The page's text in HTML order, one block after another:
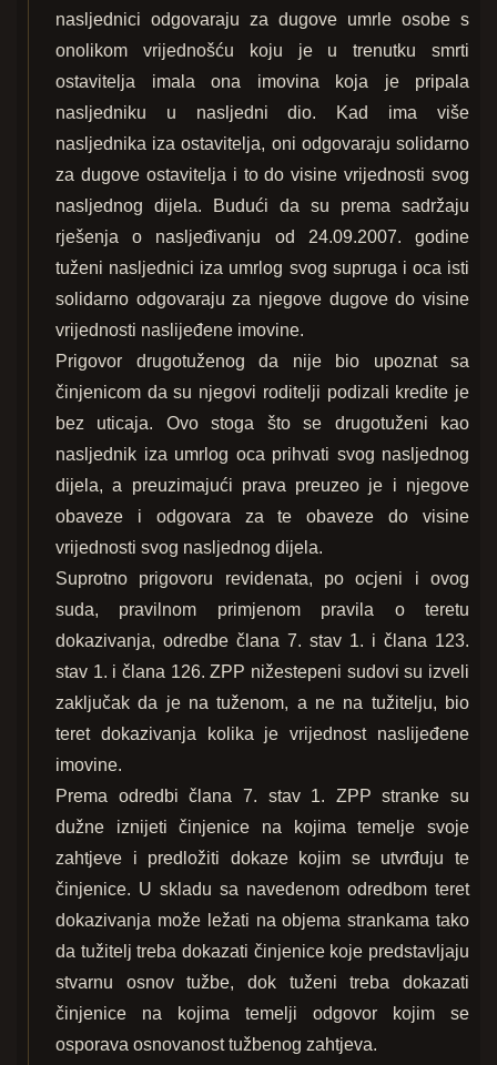
nasljednici odgovaraju za dugove umrle osobe s
onolikom vrijednošću koju je u trenutku smrti
ostavitelja imala ona imovina koja je pripala
nasljedniku u nasljedni dio. Kad ima više
nasljednika iza ostavitelja, oni odgovaraju solidarno
za dugove ostavitelja i to do visine vrijednosti svog
nasljednog dijela. Budući da su prema sadržaju
rješenja o nasljeđivanju od 24.09.2007. godine
tuženi nasljednici iza umrlog svog supruga i oca isti
solidarno odgovaraju za njegove dugove do visine
vrijednosti naslijeđene imovine.
Prigovor drugotuženog da nije bio upoznat sa
činjenicom da su njegovi roditelji podizali kredite je
bez uticaja. Ovo stoga što se drugotuženi kao
nasljednik iza umrlog oca prihvati svog nasljednog
dijela, a preuzimajući prava preuzeo je i njegove
obaveze i odgovara za te obaveze do visine
vrijednosti svog nasljednog dijela.
Suprotno prigovoru revidenata, po ocjeni i ovog
suda, pravilnom primjenom pravila o teretu
dokazivanja, odredbe člana 7. stav 1. i člana 123.
stav 1. i člana 126. ZPP nižestepeni sudovi su izveli
zaključak da je na tuženom, a ne na tužitelju, bio
teret dokazivanja kolika je vrijednost naslijeđene
imovine.
Prema odredbi člana 7. stav 1. ZPP stranke su
dužne iznijeti činjenice na kojima temelje svoje
zahtjeve i predložiti dokaze kojim se utvrđuju te
činjenice. U skladu sa navedenom odredbom teret
dokazivanja može ležati na objema strankama tako
da tužitelj treba dokazati činjenice koje predstavljaju
stvarnu osnov tužbe, dok tuženi treba dokazati
činjenice na kojima temelji odgovor kojim se
osporava osnovanost tužbenog zahtjeva.